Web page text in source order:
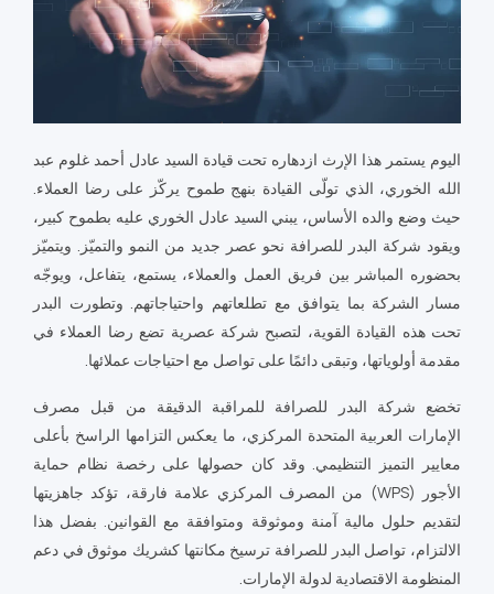
اليوم يستمر هذا الإرث ازدهاره تحت قيادة السيد عادل أحمد غلوم عبد
الله الخوري، الذي تولّى القيادة بنهج طموح يركّز على رضا العملاء.
حيث وضع والده الأساس، يبني السيد عادل الخوري عليه بطموح كبير،
ويقود شركة البدر للصرافة نحو عصر جديد من النمو والتميّز. ويتميّز
بحضوره المباشر بين فريق العمل والعملاء، يستمع، يتفاعل، ويوجّه
مسار الشركة بما يتوافق مع تطلعاتهم واحتياجاتهم. وتطورت البدر
تحت هذه القيادة القوية، لتصبح شركة عصرية تضع رضا العملاء في
مقدمة أولوياتها، وتبقى دائمًا على تواصل مع احتياجات عملائها.
تخضع شركة البدر للصرافة للمراقبة الدقيقة من قبل مصرف
الإمارات العربية المتحدة المركزي، ما يعكس التزامها الراسخ بأعلى
معايير التميز التنظيمي. وقد كان حصولها على رخصة نظام حماية
الأجور (WPS) من المصرف المركزي علامة فارقة، تؤكد جاهزيتها
لتقديم حلول مالية آمنة وموثوقة ومتوافقة مع القوانين. بفضل هذا
الالتزام، تواصل البدر للصرافة ترسيخ مكانتها كشريك موثوق في دعم
المنظومة الاقتصادية لدولة الإمارات.